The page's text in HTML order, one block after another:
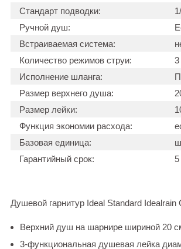
Стандарт подводки:
Ручной душ:
Встраиваемая система:
Количество режимов струи:
3
Исполнение шланга:
Размер верхнего душа:
Размер лейки:
Функция экономии расхода:
Базовая единица:
Гарантийный срок:
Душевой гарнитур Ideal Standard Idealrain
Верхний душ на шарнире шириной 20
3-функциональная душевая лейка